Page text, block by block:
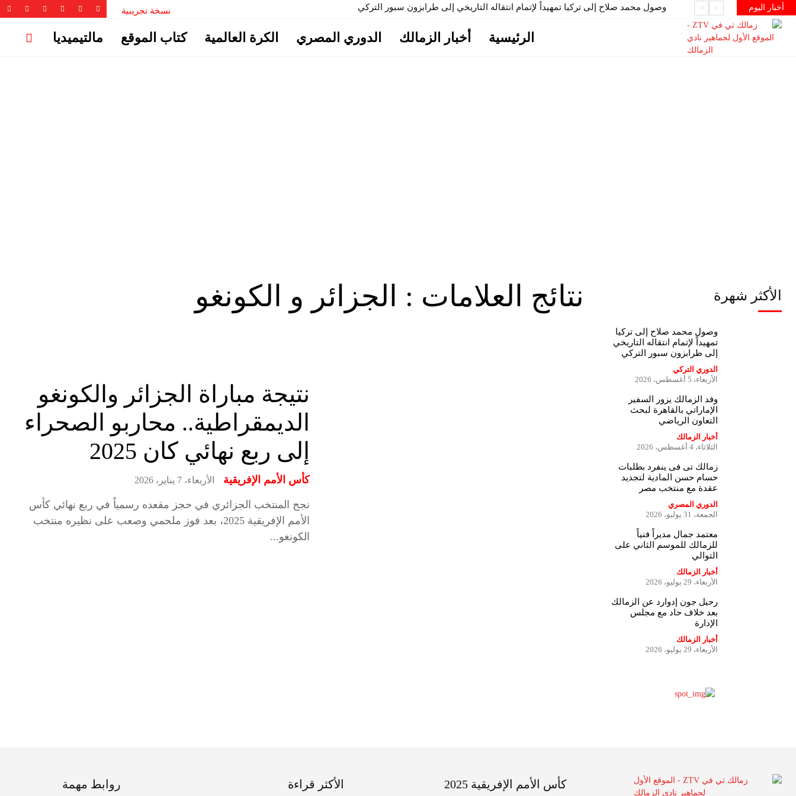
نسخة تجريبية أخبار اليوم وصول محمد صلاح إلى تركيا تمهيداً لإتمام انتقاله التاريخي إلى طرابزون سبور التركي
الرئيسية أخبار الزمالك الدوري المصري الكرة العالمية كتاب الموقع مالتيميديا
نتائج العلامات : الجزائر و الكونغو
نتيجة مباراة الجزائر والكونغو
الديمقراطية.. محاربو الصحراء
إلى ربع نهائي كان 2025
كأس الأمم الإفريقية الأربعاء، 7 يناير، 2026
نجح المنتخب الجزائري في حجز مقعده رسمياً في ربع نهائي كأس
الأمم الإفريقية 2025، بعد فوز ملحمي وصعب على نظيره منتخب
الكونغو...
الأكثر شهرة
وصول محمد صلاح إلى تركيا
تمهيداً لإتمام انتقاله التاريخي
إلى طرابزون سبور التركي
الدوري التركي
الأربعاء، 5 أغسطس، 2026
وفد الزمالك يزور السفير
الإماراتي بالقاهرة لبحث
التعاون الرياضي
أخبار الزمالك
الثلاثاء، 4 أغسطس، 2026
زمالك تى فى ينفرد بطلبات
حسام حسن المادية لتجديد
عقدة مع منتخب مصر
الدوري المصري
الجمعة، 31 يوليو، 2026
معتمد جمال مديراً فنياً
للزمالك للموسم الثاني على
التوالي
أخبار الزمالك
الأربعاء، 29 يوليو، 2026
رحيل جون إدوارد عن الزمالك
بعد خلاف حاد مع مجلس
الإدارة
أخبار الزمالك
الأربعاء، 29 يوليو، 2026
روابط مهمة الأكثر قراءة كأس الأمم الإفريقية 2025